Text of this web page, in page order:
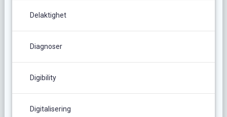
Delaktighet
Diagnoser
Digibility
Digitalisering